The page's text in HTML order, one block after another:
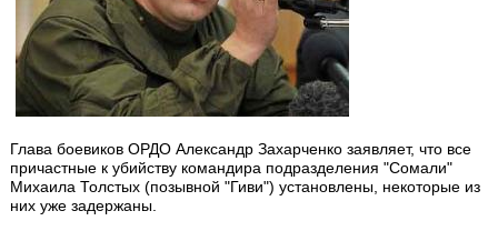
Глава боевиков ОРДО Александр Захарченко заявляет, что все
причастные к убийству командира подразделения "Сомали"
Михаила Толстых (позывной "Гиви") установлены, некоторые из
них уже задержаны.